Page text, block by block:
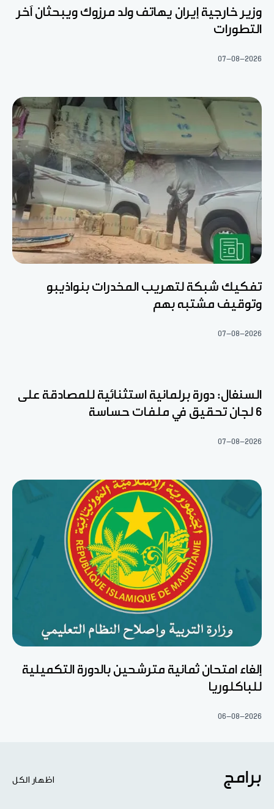
وزير خارجية إيران يهاتف ولد مرزوك ويبحثان آخر
التطورات
07-08-2026
تفكيك شبكة لتهريب المخدرات بنواذيبو
وتوقيف مشتبه بهم
07-08-2026
السنغال: دورة برلمانية استثنائية للمصادقة على
6 لجان تحقيق في ملفات حساسة
07-08-2026
إلغاء امتحان ثمانية مترشحين بالدورة التكميلية
للباكلوريا
06-08-2026
برامج اظهار الكل